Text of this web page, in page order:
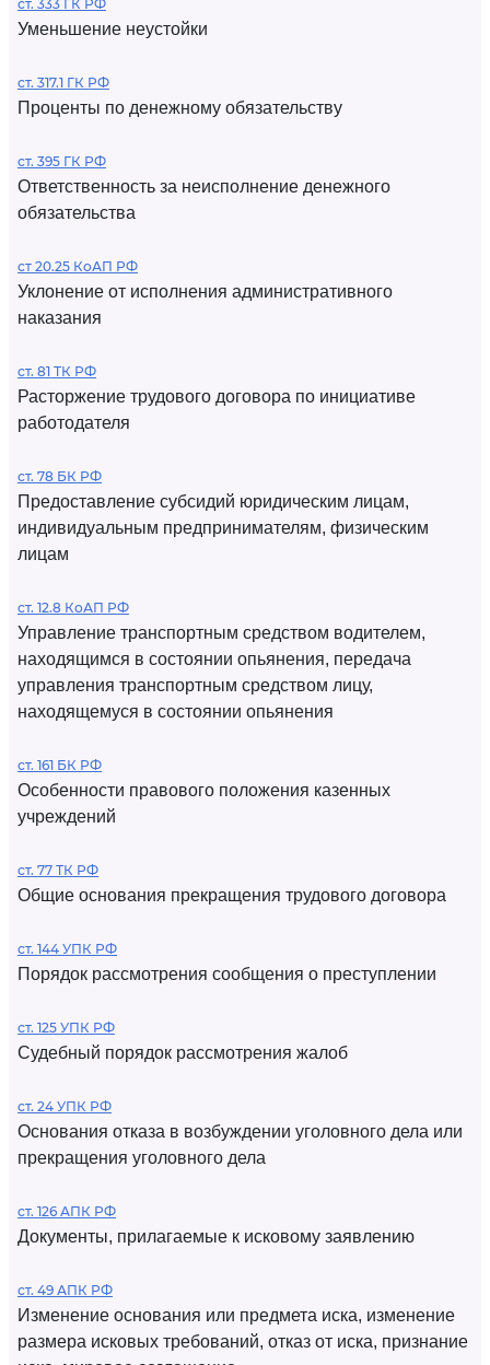
ст. 333 ГК РФ
Уменьшение неустойки
ст. 317.1 ГК РФ
Проценты по денежному обязательству
ст. 395 ГК РФ
Ответственность за неисполнение денежного
обязательства
ст 20.25 КоАП РФ
Уклонение от исполнения административного
наказания
ст. 81 ТК РФ
Расторжение трудового договора по инициативе
работодателя
ст. 78 БК РФ
Предоставление субсидий юридическим лицам,
индивидуальным предпринимателям, физическим
лицам
ст. 12.8 КоАП РФ
Управление транспортным средством водителем,
находящимся в состоянии опьянения, передача
управления транспортным средством лицу,
находящемуся в состоянии опьянения
ст. 161 БК РФ
Особенности правового положения казенных
учреждений
ст. 77 ТК РФ
Общие основания прекращения трудового договора
ст. 144 УПК РФ
Порядок рассмотрения сообщения о преступлении
ст. 125 УПК РФ
Судебный порядок рассмотрения жалоб
ст. 24 УПК РФ
Основания отказа в возбуждении уголовного дела или
прекращения уголовного дела
ст. 126 АПК РФ
Документы, прилагаемые к исковому заявлению
ст. 49 АПК РФ
Изменение основания или предмета иска, изменение
размера исковых требований, отказ от иска, признание